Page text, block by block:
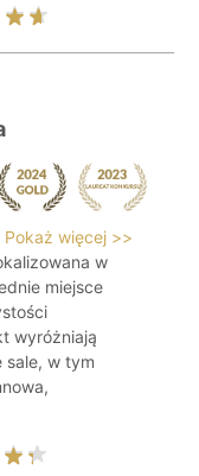
Pokaż więcej >>
w
miejsce
wyróżniają
sale, w tym